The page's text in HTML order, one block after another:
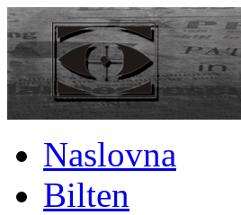
Naslovna
Bilten